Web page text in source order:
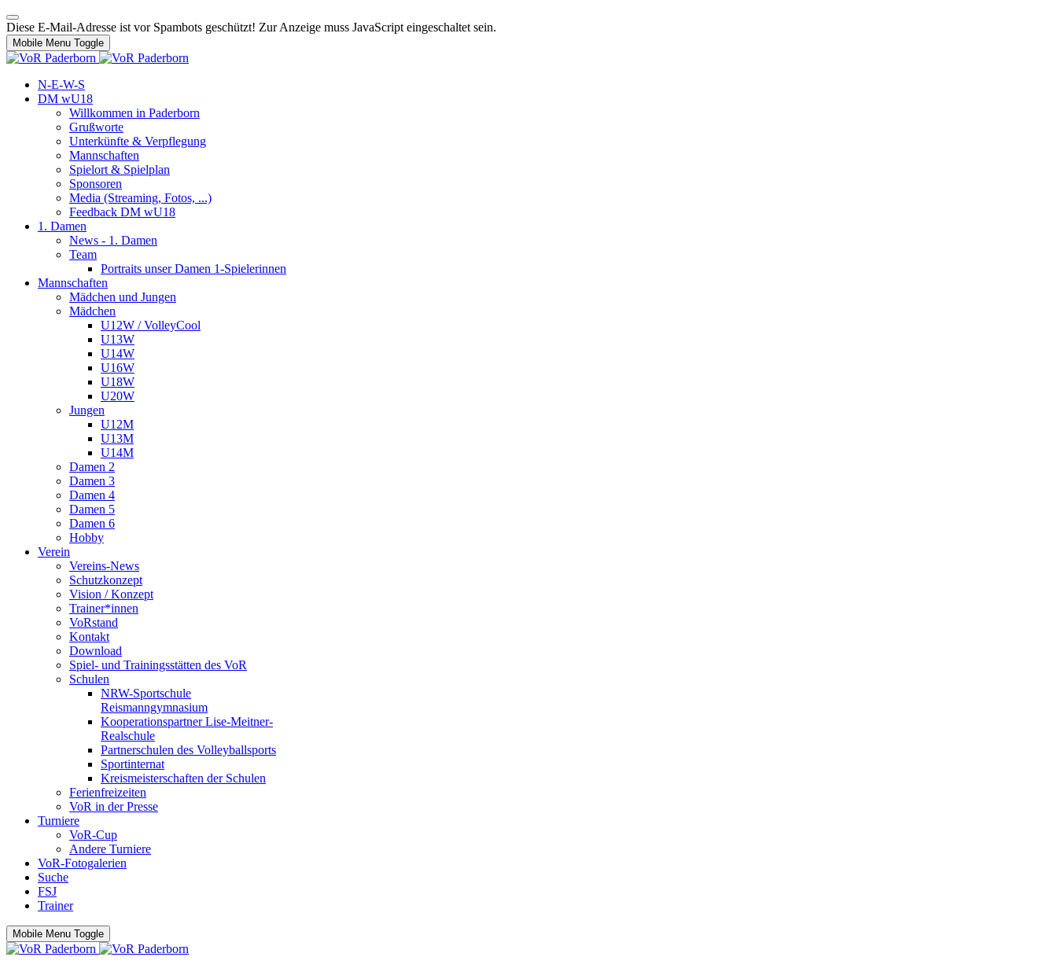
Diese E-Mail-Adresse ist vor Spambots geschützt! Zur Anzeige muss JavaScript eingeschaltet sein.
Mobile Menu Toggle
N-E-W-S
DM wU18
Willkommen in Paderborn
Grußworte
Unterkünfte & Verpflegung
Mannschaften
Spielort & Spielplan
Sponsoren
Media (Streaming, Fotos, ...)
Feedback DM wU18
1. Damen
News - 1. Damen
Team
Portraits unser Damen 1-Spielerinnen
Mannschaften
Mädchen und Jungen
Mädchen
U12W / VolleyCool
U13W
U14W
U16W
U18W
U20W
Jungen
U12M
U13M
U14M
Damen 2
Damen 3
Damen 4
Damen 5
Damen 6
Hobby
Verein
Vereins-News
Schutzkonzept
Vision / Konzept
Trainer*innen
VoRstand
Kontakt
Download
Spiel- und Trainingsstätten des VoR
Schulen
NRW-Sportschule
Reismanngymnasium
Kooperationspartner Lise-Meitner-
Realschule
Partnerschulen des Volleyballsports
Sportinternat
Kreismeisterschaften der Schulen
Ferienfreizeiten
VoR in der Presse
Turniere
VoR-Cup
Andere Turniere
VoR-Fotogalerien
Suche
FSJ
Trainer
Mobile Menu Toggle